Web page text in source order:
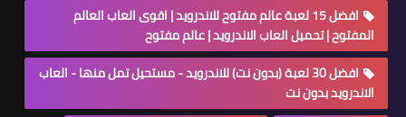
افضل 15 لعبة عالم مفتوح للاندرويد | اقوى العاب العالم
المفتوح | تحميل العاب الاندرويد | عالم مفتوح
افضل 30 لعبة (بدون نت) للاندرويد - مستحيل تمل منها - العاب
الاندرويد بدون نت